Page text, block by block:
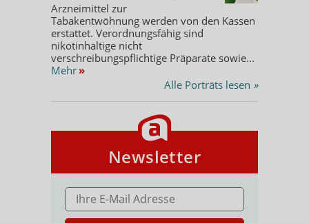
Arzneimittel zur
Tabakentwöhnung werden von den Kassen
erstattet. Verordnungsfähig sind
nikotinhaltige nicht
verschreibungspflichtige Präparate sowie...
Mehr »
Alle Porträts lesen »
Newsletter
E-MAIL ADRESSE